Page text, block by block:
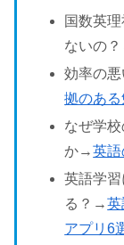
国数英
ないの
効率の
拠のあ
なぜ学
か→英語
英語学
る？→英
アプリ6